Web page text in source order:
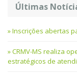
Últimas
Inscrições abertas
CRMV-MS realiza
estratégicos de